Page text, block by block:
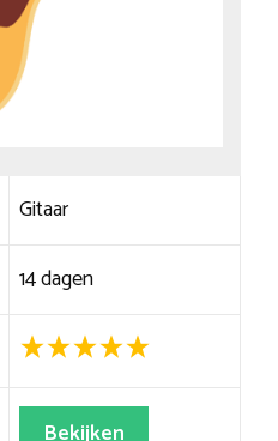
Gitaar
14 dagen
Bekijken